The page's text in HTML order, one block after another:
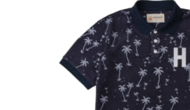
オンラインストア